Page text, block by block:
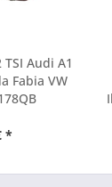
Audi A1
Fabia VW
*